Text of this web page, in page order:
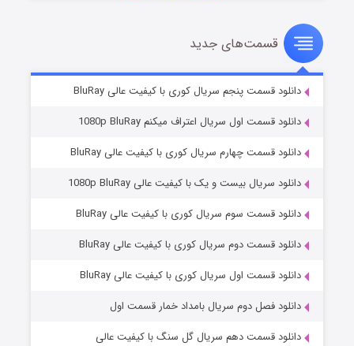
سریال زشت
قسمت۲ (زیرنویس) منتشر شد
مردگان متحرک: شهر مرده ۳
قسمت۲ (زیرنویس) منتشر شد
قسمت‌های جدید
دانلود قسمت پنجم سریال کوری با کیفیت عالی BluRay
دانلود قسمت اول سریال اعتراف میکنم 1080p BluRay
دانلود قسمت چهارم سریال کوری با کیفیت عالی BluRay
دانلود سریال بیست و یک با کیفیت عالی 1080p BluRay
دانلود قسمت سوم سریال کوری با کیفیت عالی BluRay
دانلود قسمت دوم سریال کوری با کیفیت عالی BluRay
دانلود قسمت اول سریال کوری با کیفیت عالی BluRay
دانلود فصل دوم سریال بامداد خمار قسمت اول
دانلود قسمت دهم سریال گل سنگ با کیفیت عالی